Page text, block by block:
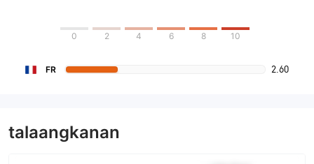
0 2 4 6 8 10
FR 2.60
talaangkanan